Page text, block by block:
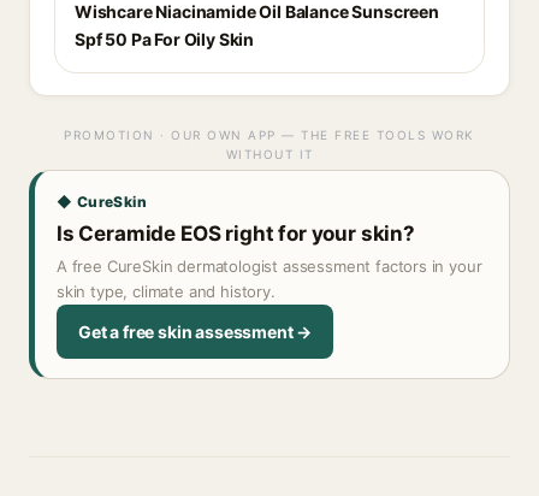
Wishcare Niacinamide Oil Balance Sunscreen
Spf 50 Pa For Oily Skin
PROMOTION · OUR OWN APP — THE FREE TOOLS WORK
WITHOUT IT
◆ CureSkin
Is Ceramide EOS right for your skin?
A free CureSkin dermatologist assessment factors in your
skin type, climate and history.
Get a free skin assessment →